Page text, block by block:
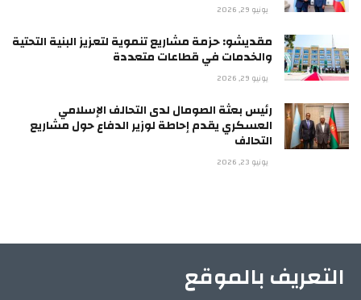
يونيو 29, 2026
مقديشو: حزمة مشاريع تنموية لتعزيز البنية التحتية
والخدمات في قطاعات متعددة
يونيو 29, 2026
رئيس بعثة الصومال لدى التحالف الإسلامي
العسكري يقدم إحاطة لوزير الدفاع حول مشاريع
التحالف
يونيو 23, 2026
التعريف بالموقع